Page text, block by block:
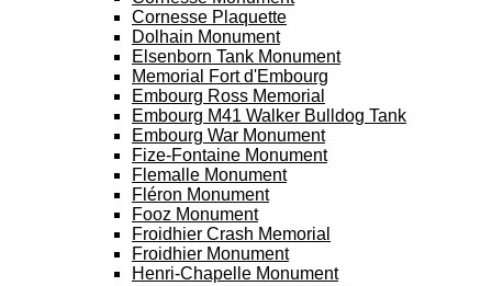
Cornesse Plaquette
Dolhain Monument
Elsenborn Tank Monument
Memorial Fort d'Embourg
Embourg Ross Memorial
Embourg M41 Walker Bulldog Tank
Embourg War Monument
Fize-Fontaine Monument
Flemalle Monument
Fléron Monument
Fooz Monument
Froidhier Crash Memorial
Froidhier Monument
Henri-Chapelle Monument